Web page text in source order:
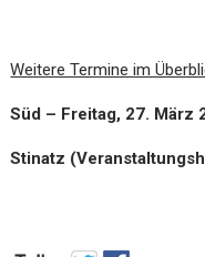
Weitere Termine im
Süd – Freitag, 27. März
Stinatz